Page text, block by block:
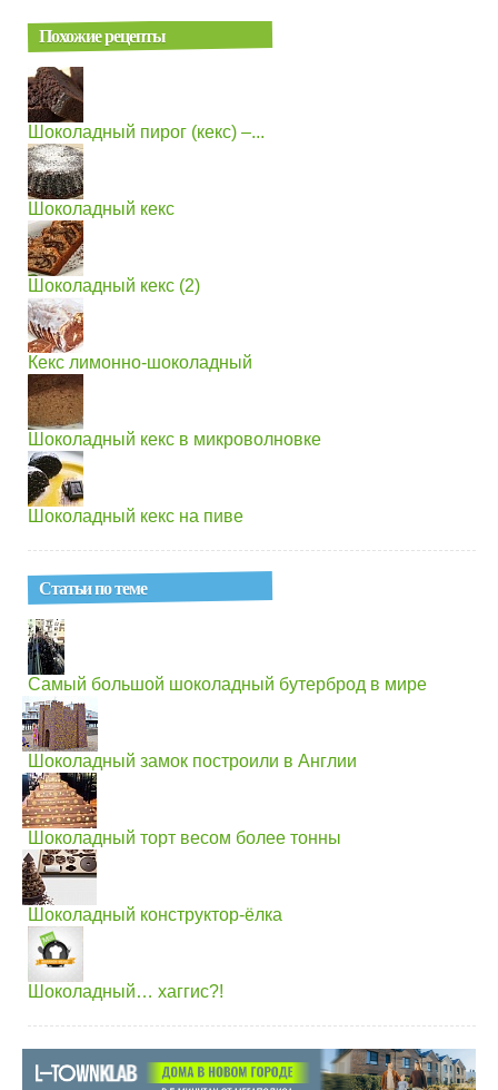
Похожие рецепты
Шоколадный пирог (кекс) –...
Шоколадный кекс
Шоколадный кекс (2)
Кекс лимонно-шоколадный
Шоколадный кекс в микроволновке
Шоколадный кекс на пиве
Статьи по теме
Самый большой шоколадный бутерброд в мире
Шоколадный замок построили в Англии
Шоколадный торт весом более тонны
Шоколадный конструктор-ёлка
Шоколадный… хаггис?!